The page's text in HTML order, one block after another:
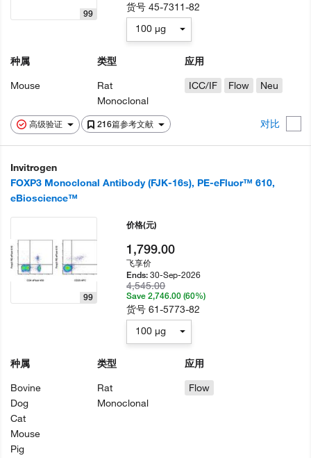
高级验证 216篇参考文献 对比
99
种属
Mouse
类型
Rat
Monoclonal
应用
ICC/IF
Flow Neu
货号45-7311-82
100 µg
Invitrogen
FOXP3 Monoclonal Antibody (FJK-16s), PE-eFluor™ 610,
eBioscience™
99
种属
Bovine
Dog
Cat
Mouse
Pig
类型
Rat
Monoclonal
应用
Flow
价格(元)
1,799.00
飞享价
Ends:30-Sep-2026
4,545.00
Save 2,746.00 (60%)
货号61-5773-82
100 µg